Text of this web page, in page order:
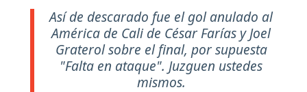
Así de descarado fue el gol anulado al
América de Cali de César Farías y Joel
Graterol sobre el final, por supuesta
"Falta en ataque". Juzguen ustedes
mismos.